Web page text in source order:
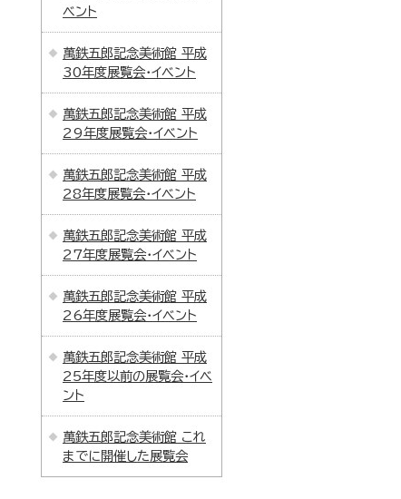
ベント
萬鉄五郎記念美術館 平成
30年度展覧会・イベント
萬鉄五郎記念美術館 平成
29年度展覧会・イベント
萬鉄五郎記念美術館 平成
28年度展覧会・イベント
萬鉄五郎記念美術館 平成
27年度展覧会・イベント
萬鉄五郎記念美術館 平成
26年度展覧会・イベント
萬鉄五郎記念美術館 平成
25年度以前の展覧会・イベ
ント
萬鉄五郎記念美術館 これ
までに開催した展覧会